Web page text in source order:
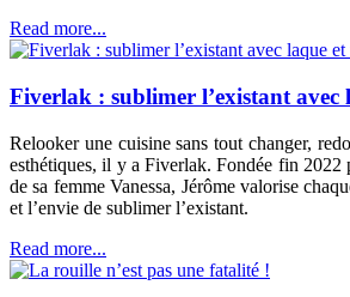
Read more...
Fiverlak : sublimer l’existant avec
Relooker une cuisine sans tout changer,
esthétiques, il y a Fiverlak. Fondée fin 2022
de sa femme Vanessa, Jérôme valorise
et l’envie de sublimer l’existant.
Read more...